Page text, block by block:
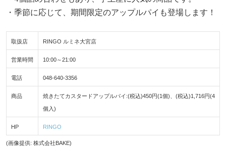
・季節に応じて、期間限定のアップルパイも登場します！
取扱店 RINGO ルミネ大宮店
営業時間 10:00～21:00
電話 048-640-3356
商品 焼きたてカスタードアップルパイ:(税込)450円(1個)、(税込)1,716円(4
個入)
HP RINGO
(画像提供: 株式会社BAKE)